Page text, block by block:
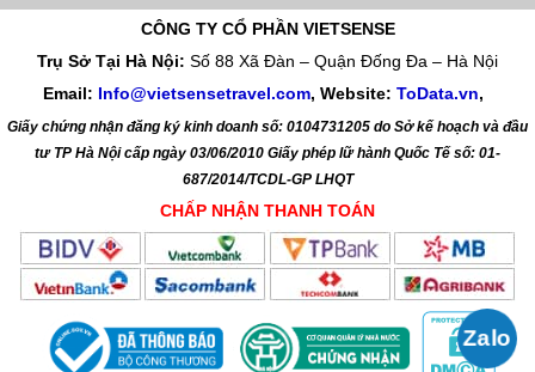
CÔNG TY CỔ PHẦN VIETSENSE
Trụ Sở Tại Hà Nội: Số 88 Xã Đàn – Quận Đống Đa – Hà Nội
Email: Info@vietsensetravel.com, Website: ToData.vn,
Giấy chứng nhận đăng ký kinh doanh số: 0104731205 do Sở kế hoạch và đầu
tư TP Hà Nội cấp ngày 03/06/2010 Giấy phép lữ hành Quốc Tế số: 01-
687/2014/TCDL-GP LHQT
CHẤP NHẬN THANH TOÁN